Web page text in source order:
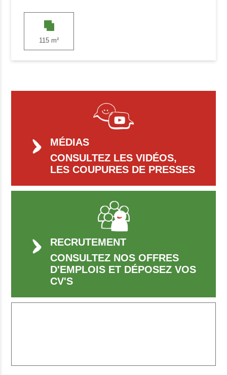
115 m²
MÉDIAS
CONSULTEZ LES VIDÉOS,
LES COUPURES DE PRESSES
RECRUTEMENT
CONSULTEZ NOS OFFRES
D'EMPLOIS ET DÉPOSEZ VOS
CV'S